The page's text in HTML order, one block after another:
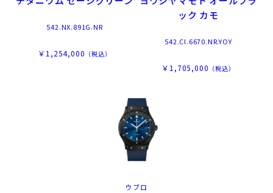
542.NX.891G.NR
￥1,254,000 （税込）
ック カモ
542.CI.6670.NR.YOY
￥1,705,000 （税込）
ウブロ